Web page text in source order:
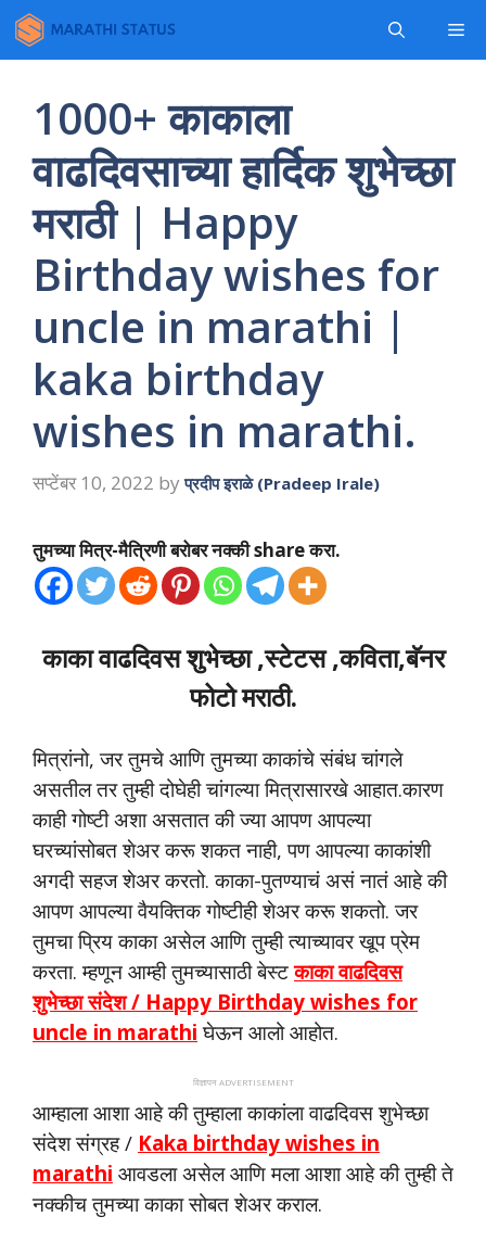
Skip
to
content
1000+ काकाला
वाढदिवसाच्या हार्दिक शुभेच्छा
मराठी | Happy
Birthday wishes for
uncle in marathi |
kaka birthday
wishes in marathi.
सप्टेंबर 10, 2022 byप्रदीप इराळे (Pradeep Irale)
तुमच्या मित्र-मैत्रिणी बरोबर नक्की share करा.
काका वाढदिवस शुभेच्छा ,स्टेटस ,कविता,बॅनर
फोटो मराठी.
मित्रांनो, जर तुमचे आणि तुमच्या काकांचे संबंध चांगले
असतील तर तुम्ही दोघेही चांगल्या मित्रासारखे आहात.कारण
काही गोष्टी अशा असतात की ज्या आपण आपल्या
घरच्यांसोबत शेअर करू शकत नाही, पण आपल्या काकांशी
अगदी सहज शेअर करतो. काका-पुतण्याचं असं नातं आहे की
आपण आपल्या वैयक्तिक गोष्टीही शेअर करू शकतो. जर
तुमचा प्रिय काका असेल आणि तुम्ही त्याच्यावर खूप प्रेम
करता. म्हणून आम्ही तुमच्यासाठी बेस्टकाका वाढदिवस
शुभेच्छा संदेश / Happy Birthday wishes for
uncle in marathi घेऊन आलो आहोत.
विज्ञापन ADVERTISEMENT
आम्‍हाला आशा आहे की तुम्‍हाला काकांला वाढदिवस शुभेच्छा
संदेश संग्रह / Kaka birthday wishes in
marathi आवडला असेल आणि मला आशा आहे की तुम्ही ते
नक्कीच तुमच्या काका सोबत शेअर कराल.